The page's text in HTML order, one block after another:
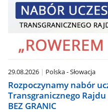
29.08.2026 Polska - Słowacja
Rozpoczynamy nabór
Transgranicznego Rajdu
BEZ GRANIC